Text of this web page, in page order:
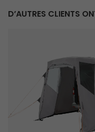
D’AUTRES CLIENTS